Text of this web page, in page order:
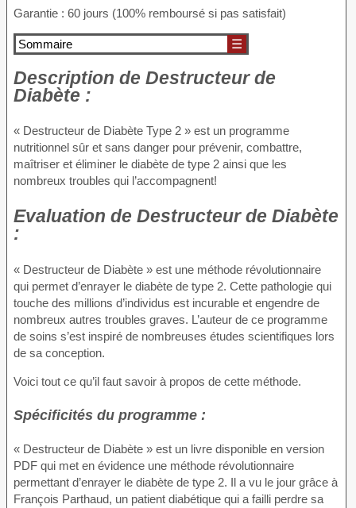
Garantie : 60 jours (100% remboursé si pas satisfait)
Sommaire ☰
Description de Destructeur de
Diabète :
« Destructeur de Diabète Type 2 » est un programme
nutritionnel sûr et sans danger pour prévenir, combattre,
maîtriser et éliminer le diabète de type 2 ainsi que les
nombreux troubles qui l’accompagnent!
Evaluation de Destructeur de Diabète
:
« Destructeur de Diabète » est une méthode révolutionnaire
qui permet d’enrayer le diabète de type 2. Cette pathologie qui
touche des millions d’individus est incurable et engendre de
nombreux autres troubles graves. L’auteur de ce programme
de soins s’est inspiré de nombreuses études scientifiques lors
de sa conception.
Voici tout ce qu’il faut savoir à propos de cette méthode.
Spécificités du programme :
« Destructeur de Diabète » est un livre disponible en version
PDF qui met en évidence une méthode révolutionnaire
permettant d’enrayer le diabète de type 2. Il a vu le jour grâce à
François Parthaud, un patient diabétique qui a failli perdre sa